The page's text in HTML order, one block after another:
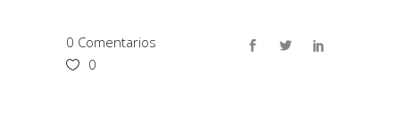
0 Comentarios
0